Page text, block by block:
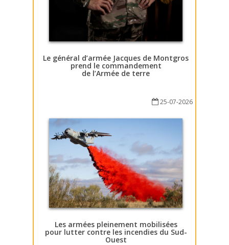
Le général d’armée Jacques de Montgros
prend le commandement
de l’Armée de terre
25-07-2026
Les armées pleinement mobilisées
pour lutter contre les incendies du Sud-
Ouest